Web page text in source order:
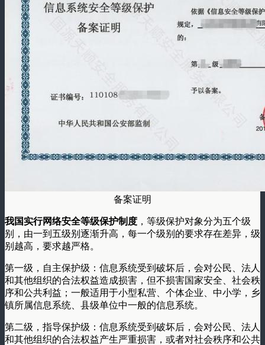
备案证明
我国实行网络安全等级保护制度 ，等级保护对象分为五个级
别，由一到五级别逐渐升高，每一个级别的要求存在差异，级
别越高，要求越严格。
第一级，自主保护级：信息系统受到破坏后，会对公民、法人
和其他组织的合法权益造成损害，但不损害国家安全、社会秩
序和公共利益；一般适用于小型私营、个体企业、中小学，乡
镇所属信息系统、县级单位中一般的信息系统。
第二级，指导保护级：信息系统受到破坏后，会对公民、法人
和其他组织的合法权益产生严重损害，或者对社会秩序和公共